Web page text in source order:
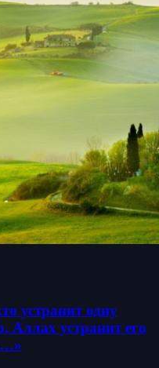
устранит одну
Аллах устранит его